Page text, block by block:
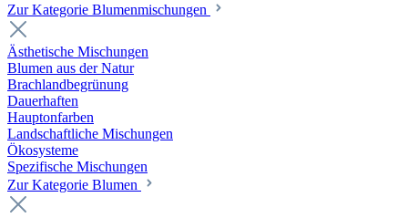
Zur Kategorie Blumenmischungen
Ästhetische Mischungen
Blumen aus der Natur
Brachlandbegrünung
Dauerhaften
Hauptonfarben
Landschaftliche Mischungen
Ökosysteme
Spezifische Mischungen
Zur Kategorie Blumen